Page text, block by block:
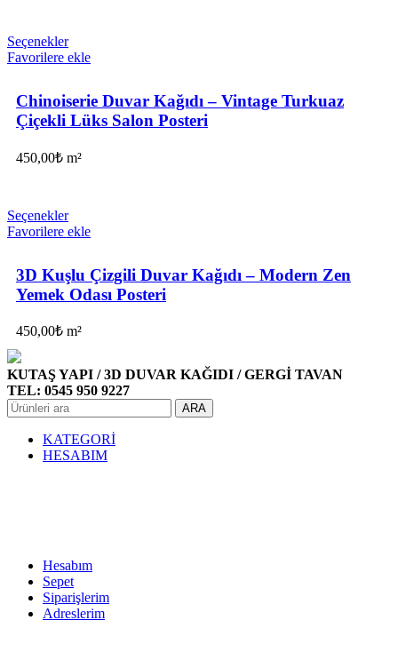
Seçenekler
Favorilere ekle
Chinoiserie Duvar Kağıdı – Vintage Turkuaz
Çiçekli Lüks Salon Posteri
450,00₺ m²
Seçenekler
Favorilere ekle
3D Kuşlu Çizgili Duvar Kağıdı – Modern Zen
Yemek Odası Posteri
450,00₺ m²
KUTAŞ YAPI / 3D DUVAR KAĞIDI / GERGİ TAVAN
TEL: 0545 950 9227
ARA
KATEGORİ
HESABIM
Hesabım
Sepet
Siparişlerim
Adreslerim